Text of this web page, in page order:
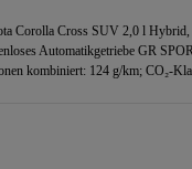
Corolla Cross SUV 2,0 l Hybrid,
Automatikgetriebe GR
kombiniert: 124 g/km; CO₂-